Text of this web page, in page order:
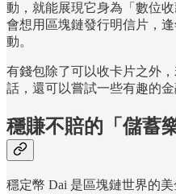
動，就能展現它身為「數位
會想用區塊鏈發行明信片，
動。
有錢包除了可以收卡片之外
話，還可以嘗試一些有趣的金
穩賺不賠的「儲蓄
穩定幣 Dai 是區塊鏈世界的